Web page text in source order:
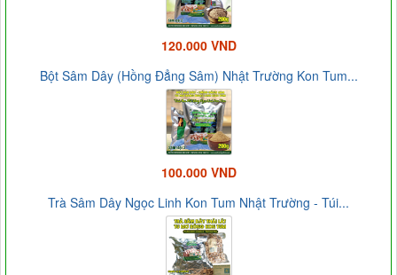
120.000 VND
Bột Sâm Dây (Hồng Đẳng Sâm) Nhật Trường Kon Tum...
100.000 VND
Trà Sâm Dây Ngọc Linh Kon Tum Nhật Trường - Túi...